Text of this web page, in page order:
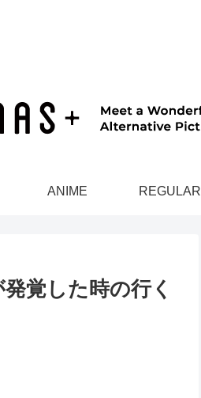
ANIME REGULAR
覚した時の行く